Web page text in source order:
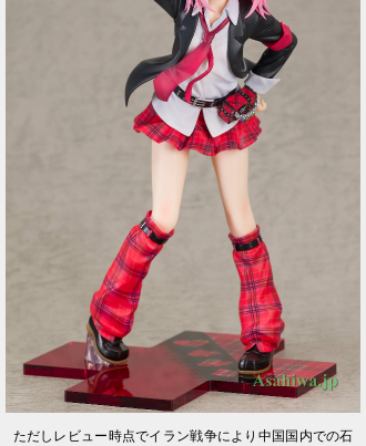
ただしレビュー時点でイラン戦争により中国国内での石